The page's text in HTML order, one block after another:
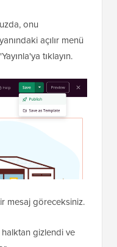
Örneğin,
sayan bir
açılır menü
tıklayın.